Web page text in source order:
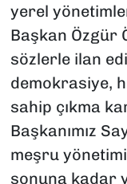
yerel
Başkan Özgür
sözlerle ilan
demokrasiye,
sahip çıkma
Başkanımız
meşru
sonuna kadar